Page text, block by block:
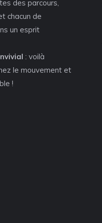
des parcours,
chacun de
un esprit
: voilà
le mouvement et
!